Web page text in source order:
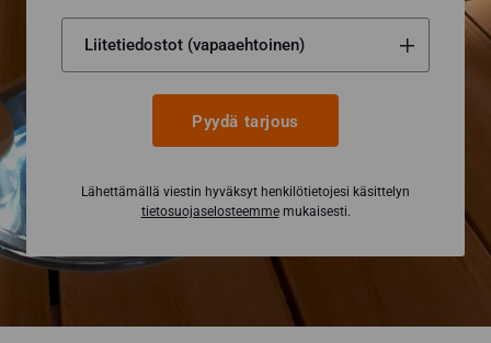
Pyydä tarjous
Lähettämällä viestin hyväksyt henkilötietojesi käsittelyn
tietosuojaselosteemmemukaisesti.